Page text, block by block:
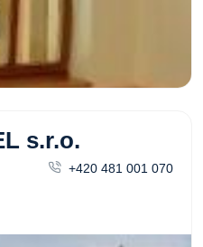
s.r.o.
+420 481 001 070